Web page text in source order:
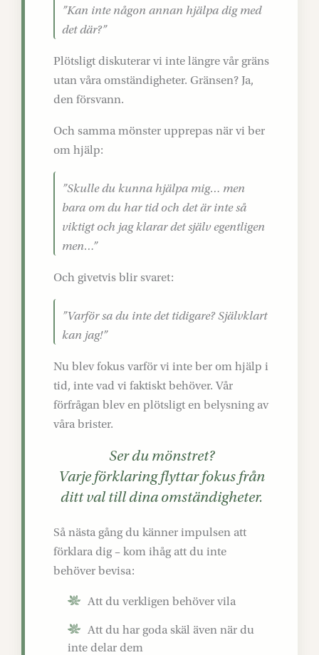
”Kan inte någon annan hjälpa dig med
det där?”
Plötsligt diskuterar vi inte längre vår gräns
utan våra omständigheter. Gränsen? Ja,
den försvann.
Och samma mönster upprepas när vi ber
om hjälp:
”Skulle du kunna hjälpa mig… men
bara om du har tid och det är inte så
viktigt och jag klarar det själv egentligen
men…”
Och givetvis blir svaret:
”Varför sa du inte det tidigare? Självklart
kan jag!”
Nu blev fokus varför vi inte ber om hjälp i
tid, inte vad vi faktiskt behöver. Vår
förfrågan blev en plötsligt en belysning av
våra brister.
Ser du mönstret?
Varje förklaring flyttar fokus från
ditt val till dina omständigheter.
Så nästa gång du känner impulsen att
förklara dig – kom ihåg att du inte
behöver bevisa:
Att du verkligen behöver vila
Att du har goda skäl även när du
inte delar dem